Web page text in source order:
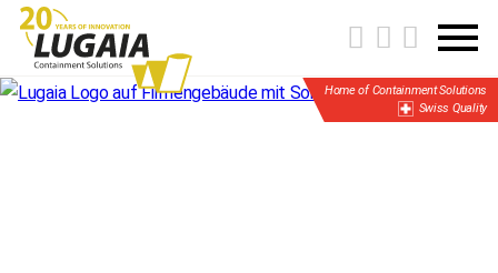
Home of Containment Solutions
Swiss Quality